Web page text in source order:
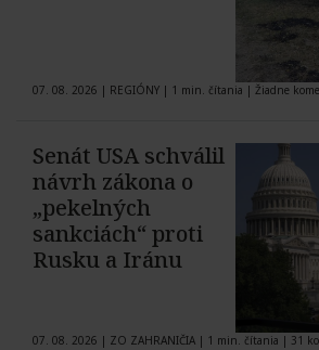
07. 08. 2026 | REGIÓNY | 1 min. čítania | Žiadne
Senát USA schválil
návrh zákona o
„pekelných
sankciách“ proti
Rusku a Iránu
07. 08. 2026 | ZO ZAHRANIČIA | 1 min. čítania | 31